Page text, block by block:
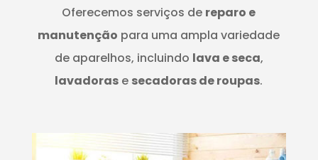
Oferecemos serviços de reparo e
manutenção para uma ampla variedade
de aparelhos, incluindo lava e seca,
lavadoras e secadoras de roupas.